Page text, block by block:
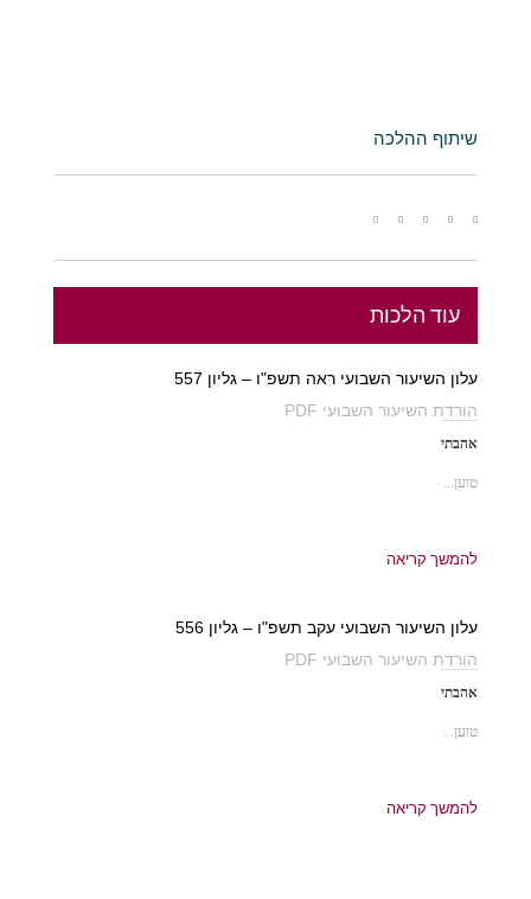
שיתוף ההלכה
עוד הלכות
עלון השיעור השבועי ראה תשפ"ו – גליון 557
הורדת השיעור השבועי PDF
אהבתי
טוען...
להמשך קריאה
עלון השיעור השבועי עקב תשפ"ו – גליון 556
הורדת השיעור השבועי PDF
אהבתי
טוען...
להמשך קריאה